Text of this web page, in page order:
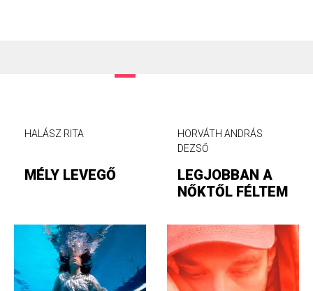
HALÁSZ RITA
MÉLY LEVEGŐ
HORVÁTH ANDRÁS
DEZSŐ
LEGJOBBAN A
NŐKTŐL FÉLTEM